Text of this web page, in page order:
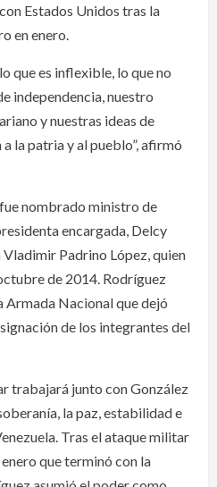
Estados Unidos tras la
en enero.
que es inflexible, lo que no
independencia, nuestro
y nuestras ideas de
la patria y al pueblo”, afirmó
nombrado ministro de
encargada, Delcy
Padrino López, quien
de 2014. Rodríguez
Armada Nacional que dejó
de los integrantes del
trabajará junto con González
la paz, estabilidad e
Tras el ataque militar
que terminó con la